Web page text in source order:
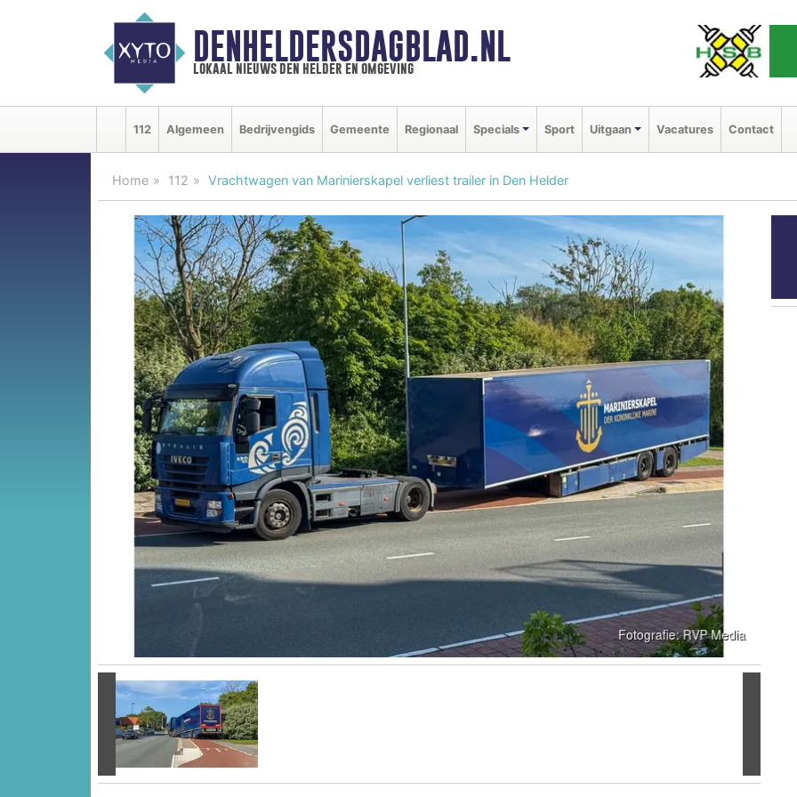
DENHELDERSDAGBLAD.NL
lokaal nieuws den helder en omgeving
112 Algemeen Bedrijvengids Gemeente Regionaal Specials Sport Uitgaan Vacatures Contact
Home 112 Vrachtwagen van Marinierskapel verliest trailer in Den Helder
Vorige